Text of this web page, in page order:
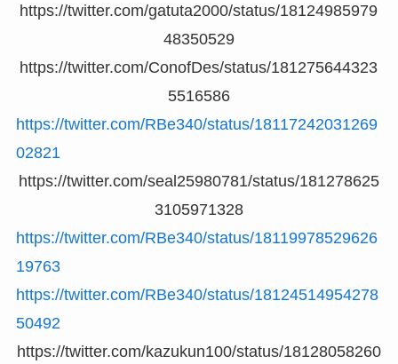
https://twitter.com/gatuta2000/status/18124985979
48350529
https://twitter.com/ConofDes/status/181275644323
5516586
https://twitter.com/RBe340/status/18117242031269
02821
https://twitter.com/seal25980781/status/181278625
3105971328
https://twitter.com/RBe340/status/18119978529626
19763
https://twitter.com/RBe340/status/18124514954278
50492
https://twitter.com/kazukun100/status/18128058260